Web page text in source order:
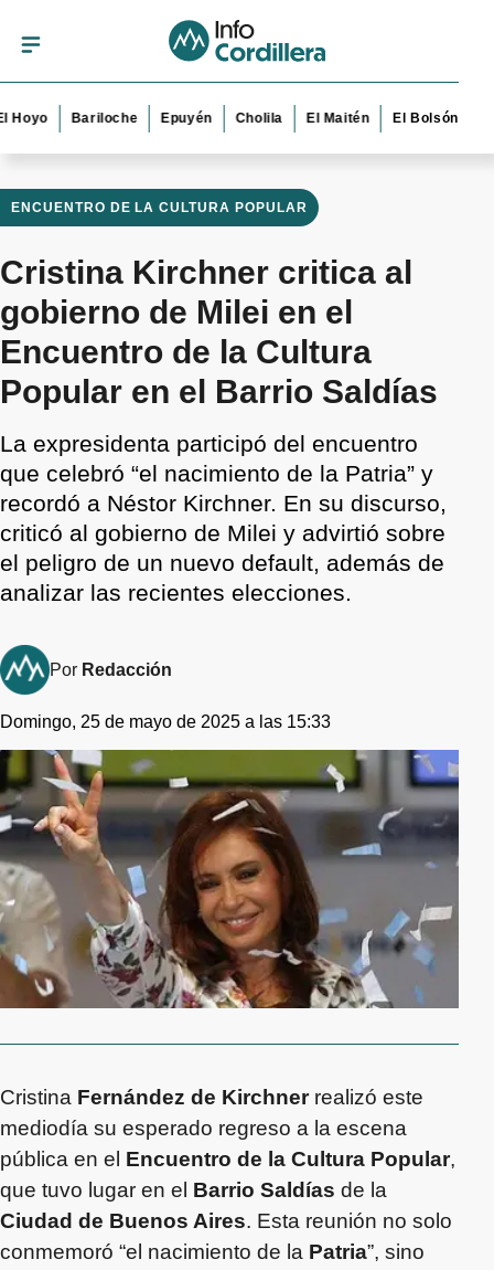
Bariloche Epuyén Cholila El Maitén El Bolsón Esquel
ENCUENTRO DE LA CULTURA POPULAR
Cristina Kirchner critica al
gobierno de Milei en el
Encuentro de la Cultura
Popular en el Barrio Saldías
La expresidenta participó del encuentro
que celebró “el nacimiento de la Patria” y
recordó a Néstor Kirchner. En su discurso,
criticó al gobierno de Milei y advirtió sobre
el peligro de un nuevo default, además de
analizar las recientes elecciones.
Por Redacción
Domingo, 25 de mayo de 2025 a las 15:33
Cristina Fernández de Kirchnerrealizó este
mediodía su esperado regreso a la escena
pública en el Encuentro de la Cultura Popular,
que tuvo lugar en el Barrio Saldías de la
Ciudad de Buenos Aires. Esta reunión no solo
conmemoró “el nacimiento de la Patria”, sino